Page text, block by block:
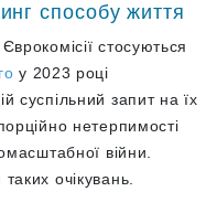
способу життя
стосуються
у 2023 році
суспільний запит на їх
нетерпимості
війни.
очікувань.